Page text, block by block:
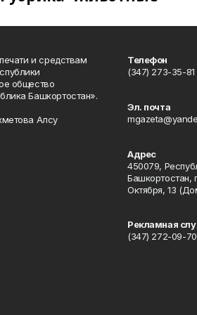
и средствам
общество
Башкортостан».
Алсу
Телефон
(347) 273-35-81
Эл. почта
Адрес
450079,
Башкортостан,
Октября, 13
Рекламная
(347) 272-09-70